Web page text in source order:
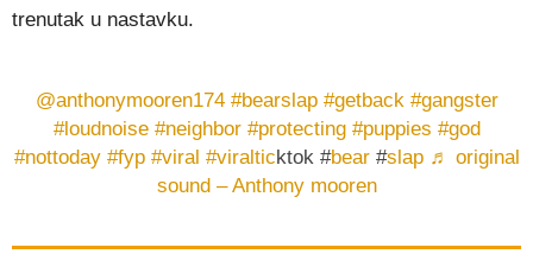
trenutak u nastavku.
@anthonymooren174 #bearslap #getback #gangster
#loudnoise #neighbor #protecting #puppies #god
#nottoday #fyp #viral #viralticktok #bear #slap ♬ original
sound – Anthony mooren